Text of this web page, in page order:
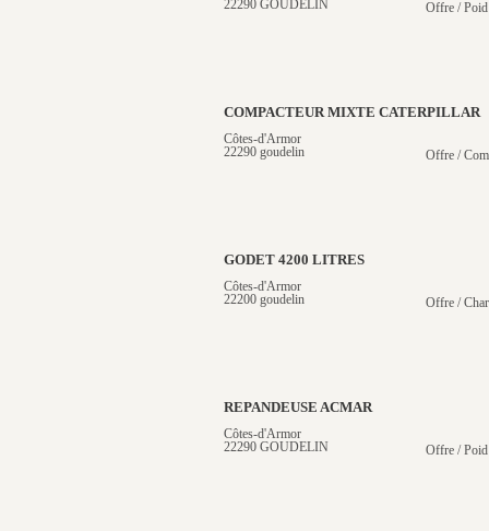
22290 GOUDELIN
Offre /
COMPACTEUR MIXTE CATERPILLAR
Côtes-d'Armor
22290 goudelin
Offre /
GODET 4200 LITRES
Côtes-d'Armor
22200 goudelin
Offre /
REPANDEUSE ACMAR
Côtes-d'Armor
22290 GOUDELIN
Offre /